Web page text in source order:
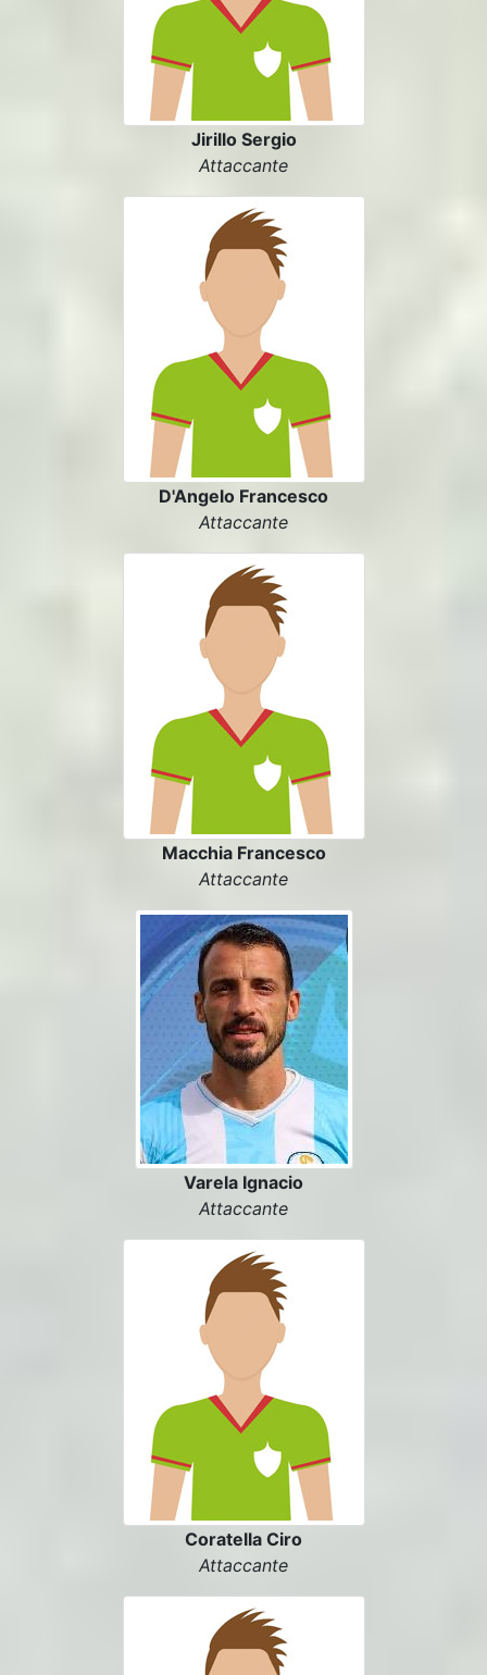
Jirillo Sergio
Attaccante
D'Angelo Francesco
Attaccante
Macchia Francesco
Attaccante
Varela Ignacio
Attaccante
Coratella Ciro
Attaccante